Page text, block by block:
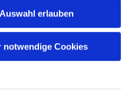
Auswahl erlauben
notwendige Cookies